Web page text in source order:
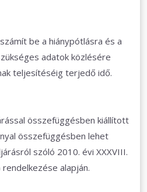
be a hiánypótlásra és a
adatok közlésére
teljesítéséig terjedő idő.
összefüggésben kiállított
összefüggésben lehet
szóló 2010. évi XXXVIII.
alapján.